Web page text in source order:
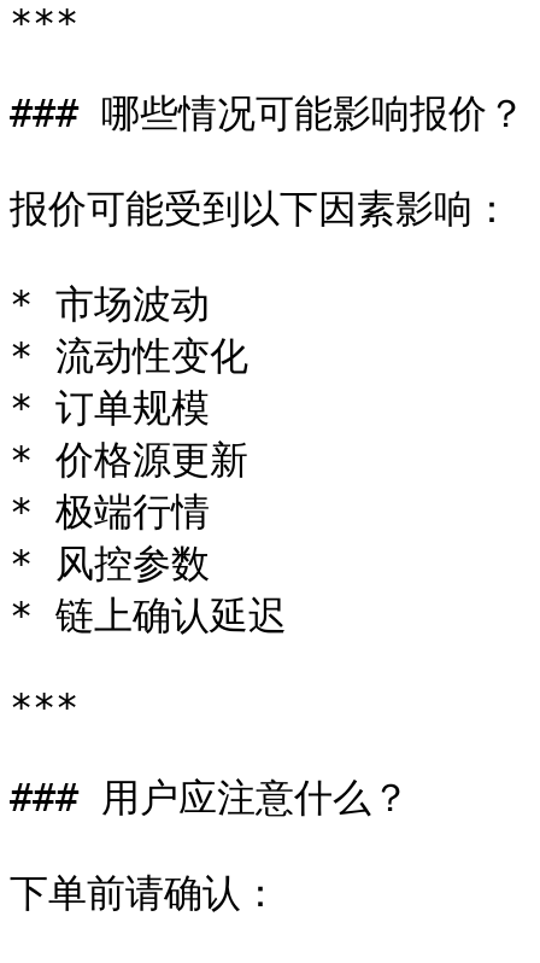
***
### 哪些情况可能影响报价？
报价可能受到以下因素影响：
* 市场波动
* 流动性变化
* 订单规模
* 价格源更新
* 极端行情
* 风控参数
* 链上确认延迟
***
### 用户应注意什么？
下单前请确认：